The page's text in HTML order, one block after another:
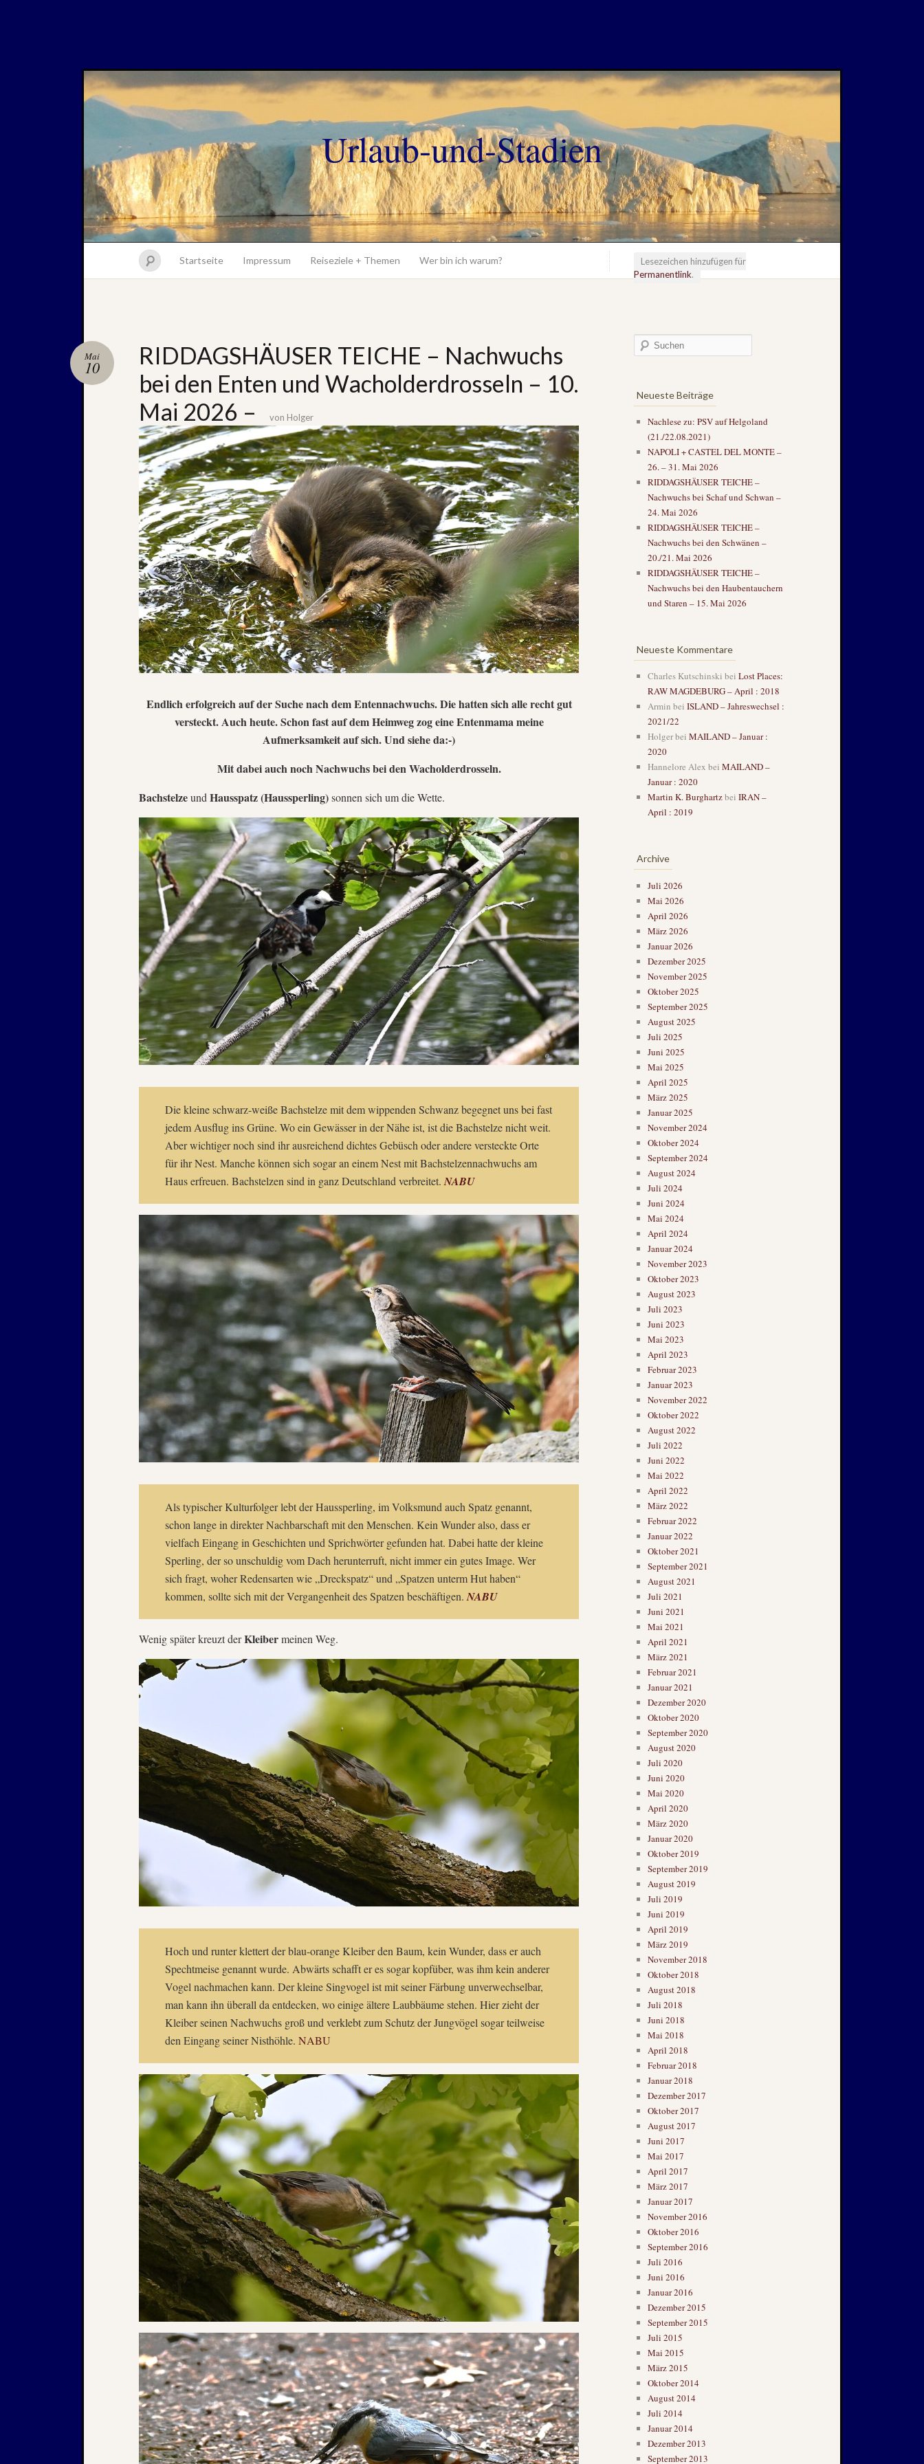
Urlaub-und-Stadien
Startseite Impressum Reiseziele + Themen Wer bin ich warum?
Lesezeichen hinzufügen für
Permanentlink.
RIDDAGSHÄUSER TEICHE – Nachwuchs
bei den Enten und Wacholderdrosseln – 10.
Mai 2026 –
Mai
10
von Holger
Endlich erfolgreich auf der Suche nach dem Entennachwuchs. Die hatten sich alle recht gut
versteckt. Auch heute. Schon fast auf dem Heimweg zog eine Entenmama meine
Aufmerksamkeit auf sich. Und siehe da:-)
Mit dabei auch noch Nachwuchs bei den Wacholderdrosseln.
Bachstelzeund Hausspatz (Haussperling)sonnen sich um die Wette.
Die kleine schwarz-weiße Bachstelze mit dem wippenden Schwanz begegnet uns bei fast
jedem Ausflug ins Grüne. Wo ein Gewässer in der Nähe ist, ist die Bachstelze nicht weit.
Aber wichtiger noch sind ihr ausreichend dichtes Gebüsch oder andere versteckte Orte
für ihr Nest. Manche können sich sogar an einem Nest mit Bachstelzennachwuchs am
Haus erfreuen. Bachstelzen sind in ganz Deutschland verbreitet. NABU
Als typischer Kulturfolger lebt der Haussperling, im Volksmund auch Spatz genannt,
schon lange in direkter Nachbarschaft mit den Menschen. Kein Wunder also, dass er
vielfach Eingang in Geschichten und Sprichwörter gefunden hat. Dabei hatte der kleine
Sperling, der so unschuldig vom Dach herunterruft, nicht immer ein gutes Image. Wer
sich fragt, woher Redensarten wie „Dreckspatz“ und „Spatzen unterm Hut haben“
kommen, sollte sich mit der Vergangenheit des Spatzen beschäftigen. NABU
Wenig später kreuzt derKleibermeinen Weg.
Hoch und runter klettert der blau-orange Kleiber den Baum, kein Wunder, dass er auch
Spechtmeise genannt wurde. Abwärts schafft er es sogar kopfüber, was ihm kein anderer
Vogel nachmachen kann. Der kleine Singvogel ist mit seiner Färbung unverwechselbar,
man kann ihn überall da entdecken, wo einige ältere Laubbäume stehen. Hier zieht der
Kleiber seinen Nachwuchs groß und verklebt zum Schutz der Jungvögel sogar teilweise
den Eingang seiner Nisthöhle. NABU
Neueste Beiträge
Nachlese zu: PSV auf Helgoland
(21./22.08.2021)
NAPOLI + CASTEL DEL MONTE –
26. – 31. Mai 2026
RIDDAGSHÄUSER TEICHE –
Nachwuchs bei Schaf und Schwan –
24. Mai 2026
RIDDAGSHÄUSER TEICHE –
Nachwuchs bei den Schwänen –
20./21. Mai 2026
RIDDAGSHÄUSER TEICHE –
Nachwuchs bei den Haubentauchern
und Staren – 15. Mai 2026
Neueste Kommentare
Charles Kutschinski bei Lost Places:
RAW MAGDEBURG – April : 2018
Armin bei ISLAND – Jahreswechsel :
2021/22
Holgerbei MAILAND – Januar :
2020
Hannelore Alex bei MAILAND –
Januar : 2020
Martin K. Burghartzbei IRAN –
April : 2019
Archive
Juli 2026
Mai 2026
April 2026
März 2026
Januar 2026
Dezember 2025
November 2025
Oktober 2025
September 2025
August 2025
Juli 2025
Juni 2025
Mai 2025
April 2025
März 2025
Januar 2025
November 2024
Oktober 2024
September 2024
August 2024
Juli 2024
Juni 2024
Mai 2024
April 2024
Januar 2024
November 2023
Oktober 2023
August 2023
Juli 2023
Juni 2023
Mai 2023
April 2023
Februar 2023
Januar 2023
November 2022
Oktober 2022
August 2022
Juli 2022
Juni 2022
Mai 2022
April 2022
März 2022
Februar 2022
Januar 2022
Oktober 2021
September 2021
August 2021
Juli 2021
Juni 2021
Mai 2021
April 2021
März 2021
Februar 2021
Januar 2021
Dezember 2020
Oktober 2020
September 2020
August 2020
Juli 2020
Juni 2020
Mai 2020
April 2020
März 2020
Januar 2020
Oktober 2019
September 2019
August 2019
Juli 2019
Juni 2019
April 2019
März 2019
November 2018
Oktober 2018
August 2018
Juli 2018
Juni 2018
Mai 2018
April 2018
Februar 2018
Januar 2018
Dezember 2017
Oktober 2017
August 2017
Juni 2017
Mai 2017
April 2017
März 2017
Januar 2017
November 2016
Oktober 2016
September 2016
Juli 2016
Juni 2016
Januar 2016
Dezember 2015
September 2015
Juli 2015
Mai 2015
März 2015
Oktober 2014
August 2014
Juli 2014
Januar 2014
Dezember 2013
September 2013